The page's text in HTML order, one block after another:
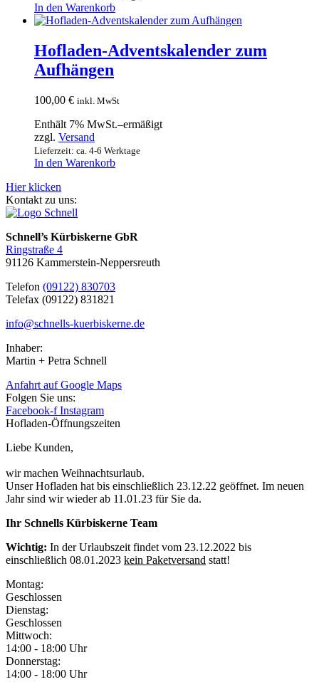
In den Warenkorb
Hofladen-Adventskalender zum
Aufhängen
100,00 € inkl. MwSt
Enthält 7% MwSt.–ermäßigt
zzgl. Versand
Lieferzeit: ca. 4-6 Werktage
In den Warenkorb
Hier klicken
Kontakt zu uns:
Schnell’s Kürbiskerne GbR
Ringstraße 4
91126 Kammerstein-Neppersreuth
Telefon (09122) 830703
Telefax (09122) 831821
info@schnells-kuerbiskerne.de
Inhaber:
Martin + Petra Schnell
Anfahrt auf Google Maps
Folgen Sie uns:
Facebook-f Instagram
Hofladen-Öffnungszeiten
Liebe Kunden,
wir machen Weihnachtsurlaub.
Unser Hofladen hat bis einschließlich 23.12.22 geöffnet. Im neuen
Jahr sind wir wieder ab 11.01.23 für Sie da.
Ihr Schnells Kürbiskerne Team
Wichtig: In der Urlaubszeit findet vom 23.12.2022 bis
einschließlich 08.01.2023 kein Paketversand statt!
Montag:
Geschlossen
Dienstag:
Geschlossen
Mittwoch:
14:00 - 18:00 Uhr
Donnerstag:
14:00 - 18:00 Uhr